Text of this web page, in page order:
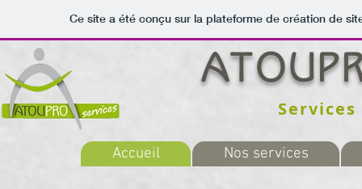
Ce site a été conçu sur la plateforme de création de
Accueil Nos services